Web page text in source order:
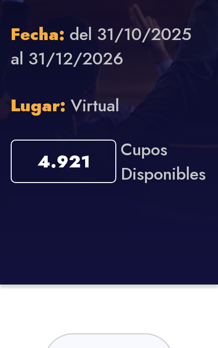
Fecha: del 31/10/2025
al 31/12/2026
Lugar:Virtual
4.921
Cupos
Disponibles